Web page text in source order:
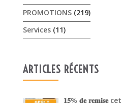
𝟏𝟓% 𝐝𝐞 𝐫𝐞𝐦𝐢𝐬𝐞
3 août 2026
Offres Pellenc